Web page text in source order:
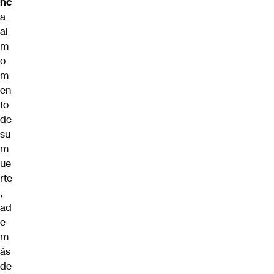
a
al
m
o
m
en
to
de
su
m
ue
rte
,
ad
e
m
ás
de